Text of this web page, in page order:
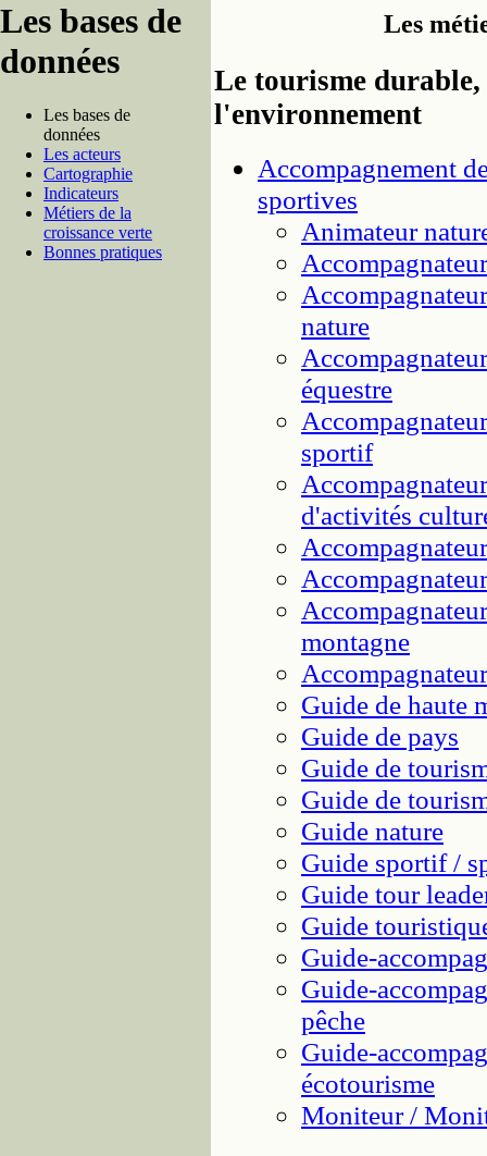
Les bases de
données
Les bases de
données
Les acteurs
Cartographie
Indicateurs
Métiers de la
croissance verte
Bonnes pratiques
Les
Le tourisme
l'environnement
Accompagnement
sportives
Animateur
nature
équestre
sportif
d'activités
montagne
Guide de haute
Guide de pays
Guide de
Guide de
Guide nature
Guide sportif /
Guide tour
Guide
Guide-
Guide-
pêche
Guide-
écotourisme
Moniteur /